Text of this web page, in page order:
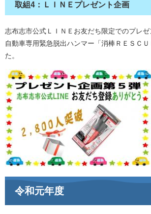
取組4：ＬＩＮＥプレゼント企画
志布志市公式ＬＩＮＥお友だち限定でのプレ
自動車専用緊急脱出ハンマー「消棒ＲＥＳＣ
た。
令和元年度